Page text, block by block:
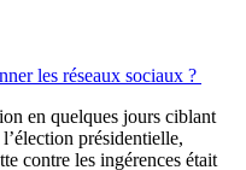
les réseaux sociaux ?
en quelques jours ciblant
présidentielle,
contre les ingérences était